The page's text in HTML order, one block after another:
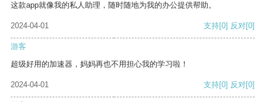
这款app就像我的私人助理，随时随地为我的办公提供帮助。
2024-04-01 支持[0] 反对[0]
游客
超级好用的加速器，妈妈再也不用担心我的学习啦！
2024-04-01 支持[0] 反对[0]